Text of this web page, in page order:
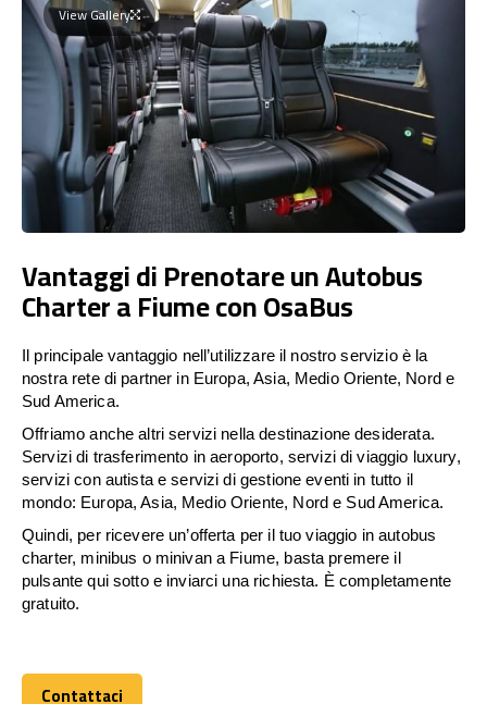
View Gallery
Vantaggi di Prenotare un Autobus
Charter a Fiume con OsaBus
Il principale vantaggio nell’utilizzare il nostro servizio è la
nostra rete di partner in Europa, Asia, Medio Oriente, Nord e
Sud America.
Offriamo anche altri servizi nella destinazione desiderata.
Servizi di trasferimento in aeroporto, servizi di viaggio luxury,
servizi con autista e servizi di gestione eventi in tutto il
mondo: Europa, Asia, Medio Oriente, Nord e Sud America.
Quindi, per ricevere un’offerta per il tuo viaggio in autobus
charter, minibus o minivan a Fiume, basta premere il
pulsante qui sotto e inviarci una richiesta. È completamente
gratuito.
Contattaci